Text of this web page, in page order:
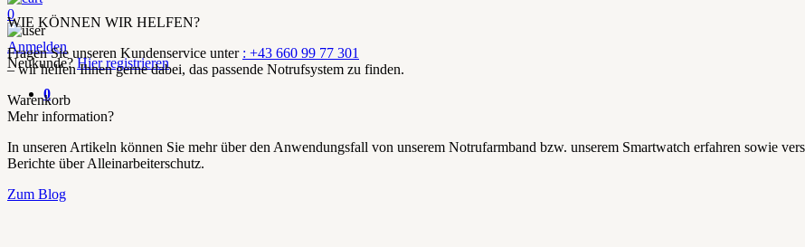
0
Anmelden
Neukunde?Hier registrieren
0
WIE KÖNNEN WIR HELFEN?
Fragen Sie unseren Kundenservice unter : +43 660 99 77 301
– wir helfen Ihnen gerne dabei, das passende Notrufsystem zu finden.
Warenkorb
Mehr information?
In unseren Artikeln können Sie mehr über den Anwendungsfall von unserem Notrufarmband bzw. unserem Smartwatch erfahren sowie
Berichte über Alleinarbeiterschutz.
Zum Blog